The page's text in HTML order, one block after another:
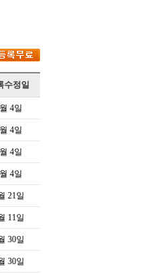
수정일
4일
4일
4일
4일
21일
11일
30일
30일